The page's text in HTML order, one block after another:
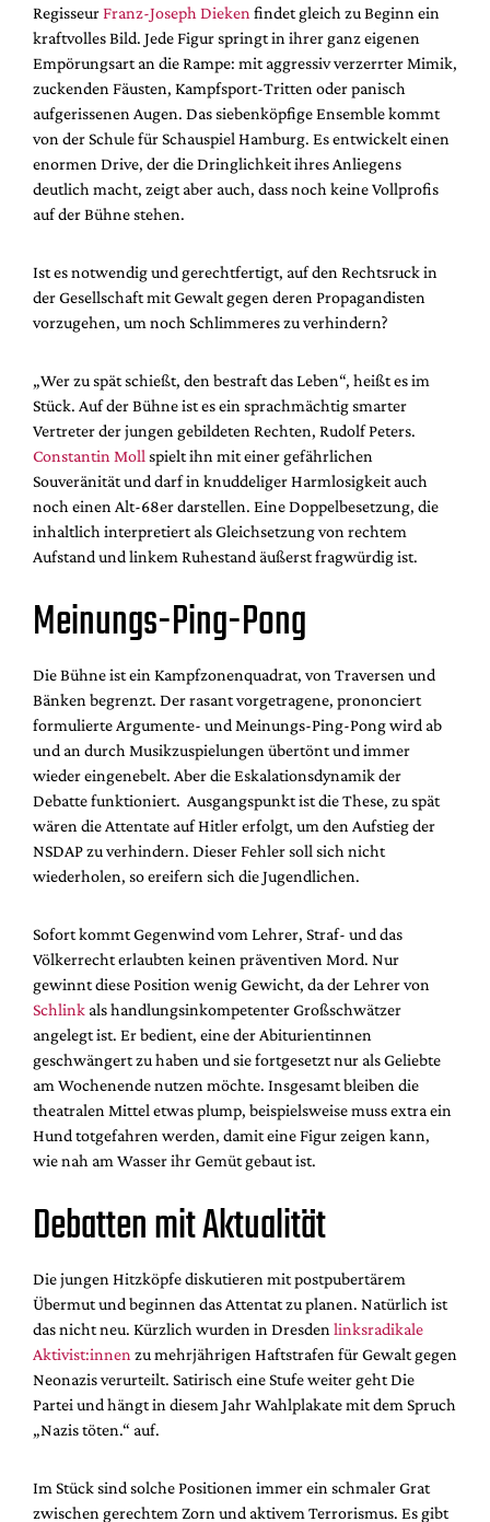
RegisseurFranz-Joseph Dieken findet gleich zu Beginn ein
kraftvolles Bild. Jede Figur springt in ihrer ganz eigenen
Empörungsart an die Rampe: mit aggressiv verzerrter Mimik,
zuckenden Fäusten, Kampfsport-Tritten oder panisch
aufgerissenen Augen. Das siebenköpfige Ensemble kommt
von der Schule für Schauspiel Hamburg. Es entwickelt einen
enormen Drive, der die Dringlichkeit ihres Anliegens
deutlich macht, zeigt aber auch, dass noch keine Vollprofis
auf der Bühne stehen.
Ist es notwendig und gerechtfertigt, auf den Rechtsruck in
der Gesellschaft mit Gewalt gegen deren Propagandisten
vorzugehen, um noch Schlimmeres zu verhindern?
„Wer zu spät schießt, den bestraft das Leben“, heißt es im
Stück. Auf der Bühne ist es ein sprachmächtig smarter
Vertreter der jungen gebildeten Rechten, Rudolf Peters.
Constantin Moll spielt ihn mit einer gefährlichen
Souveränität und darf in knuddeliger Harmlosigkeit auch
noch einen Alt-68er darstellen. Eine Doppelbesetzung, die
inhaltlich interpretiert als Gleichsetzung von rechtem
Aufstand und linkem Ruhestand äußerst fragwürdig ist.
Meinungs-Ping-Pong
Die Bühne ist ein Kampfzonenquadrat, von Traversen und
Bänken begrenzt. Der rasant vorgetragene, prononciert
formulierte Argumente- und Meinungs-Ping-Pong wird ab
und an durch Musikzuspielungen übertönt und immer
wieder eingenebelt. Aber die Eskalationsdynamik der
Debatte funktioniert. Ausgangspunkt ist die These, zu spät
wären die Attentate auf Hitler erfolgt, um den Aufstieg der
NSDAP zu verhindern. Dieser Fehler soll sich nicht
wiederholen, so ereifern sich die Jugendlichen.
Sofort kommt Gegenwind vom Lehrer, Straf- und das
Völkerrecht erlaubten keinen präventiven Mord. Nur
gewinnt diese Position wenig Gewicht, da der Lehrer von
Schlink als handlungsinkompetenter Großschwätzer
angelegt ist. Er bedient, eine der Abiturientinnen
geschwängert zu haben und sie fortgesetzt nur als Geliebte
am Wochenende nutzen möchte. Insgesamt bleiben die
theatralen Mittel etwas plump, beispielsweise muss extra ein
Hund totgefahren werden, damit eine Figur zeigen kann,
wie nah am Wasser ihr Gemüt gebaut ist.
Debatten mit Aktualität
Die jungen Hitzköpfe diskutieren mit postpubertärem
Übermut und beginnen das Attentat zu planen. Natürlich ist
das nicht neu. Kürzlich wurden in Dresden linksradikale
Aktivist:innen zu mehrjährigen Haftstrafen für Gewalt gegen
Neonazis verurteilt. Satirisch eine Stufe weiter geht Die
Partei und hängt in diesem Jahr Wahlplakate mit dem Spruch
„Nazis töten.“ auf.
Im Stück sind solche Positionen immer ein schmaler Grat
zwischen gerechtem Zorn und aktivem Terrorismus. Es gibt